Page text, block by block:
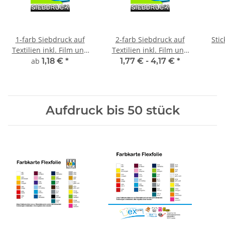
1-farb Siebdruck auf
Textilien inkl. Film und
Sieberstellung
ab 1,18 € *
2-farb Siebdruck auf
Textilien inkl. Film und
Sieberstellung
1,77 € - 4,17 € *
Aufdruck bis 50 stück